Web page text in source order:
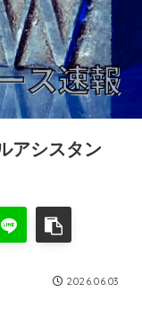
アシスタン
2026.06.03